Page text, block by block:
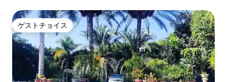
ゲストチョイス
ゲストチョイス